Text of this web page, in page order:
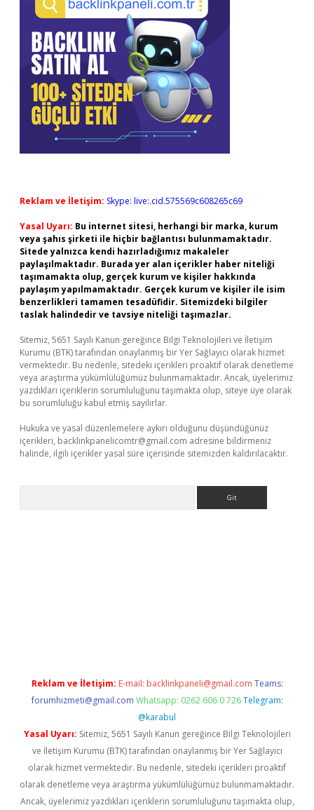
Reklam ve İletişim: Skype: live:.cid.575569c608265c69
Yasal Uyarı: Bu internet sitesi, herhangi bir marka, kurum
veya şahıs şirketi ile hiçbir bağlantısı bulunmamaktadır.
Sitede yalnızca kendi hazırladığımız makaleler
paylaşılmaktadır. Burada yer alan içerikler haber niteliği
taşımamakta olup, gerçek kurum ve kişiler hakkında
paylaşım yapılmamaktadır. Gerçek kurum ve kişiler ile isim
benzerlikleri tamamen tesadüfidir. Sitemizdeki bilgiler
taslak halindedir ve tavsiye niteliği taşımazlar.
Sitemiz, 5651 Sayılı Kanun gereğince Bilgi Teknolojileri ve İletişim
Kurumu (BTK) tarafından onaylanmış bir Yer Sağlayıcı olarak hizmet
vermektedir. Bu nedenle, sitedeki içerikleri proaktif olarak denetleme
veya araştırma yükümlülüğümüz bulunmamaktadır. Ancak, üyelerimiz
yazdıkları içeriklerin sorumluluğunu taşımakta olup, siteye üye olarak
bu sorumluluğu kabul etmiş sayılırlar.
Hukuka ve yasal düzenlemelere aykırı olduğunu düşündüğünüz
içerikleri, backlinkpanelicomtr@gmail.com adresine bildirmeniz
halinde, ilgili içerikler yasal süre içerisinde sitemizden kaldırılacaktır.
Reklam ve İletişim: E-mail: backlinkpaneli@gmail.com Teams:
forumhizmeti@gmail.com Whatsapp: 0262 606 0 726 Telegram:
@karabul
Yasal Uyarı: Sitemiz, 5651 Sayılı Kanun gereğince Bilgi Teknolojileri
ve İletişim Kurumu (BTK) tarafından onaylanmış bir Yer Sağlayıcı
olarak hizmet vermektedir. Bu nedenle, sitedeki içerikleri proaktif
olarak denetleme veya araştırma yükümlülüğümüz bulunmamaktadır.
Ancak, üyelerimiz yazdıkları içeriklerin sorumluluğunu taşımakta olup,